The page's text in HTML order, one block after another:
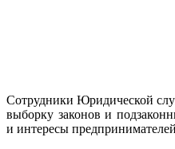
Сотрудники Юридической
выборку законов и
и интересы